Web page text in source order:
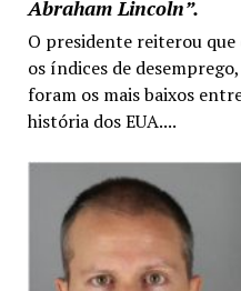
Abraham Lincoln”.
O presidente reiterou
os índices de
foram os mais baixos
história dos EUA....